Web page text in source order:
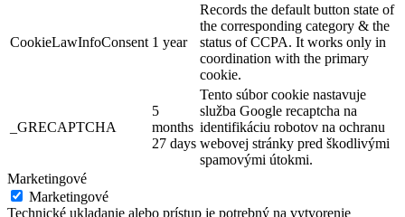
CookieLawInfoConsent 1 year
Records the default button state of
the corresponding category & the
status of CCPA. It works only in
coordination with the primary
cookie.
_GRECAPTCHA
5
months
27 days
Tento súbor cookie nastavuje
služba Google recaptcha na
identifikáciu robotov na ochranu
webovej stránky pred škodlivými
spamovými útokmi.
Marketingové
Marketingové
Technické ukladanie alebo prístup je potrebný na vytvorenie